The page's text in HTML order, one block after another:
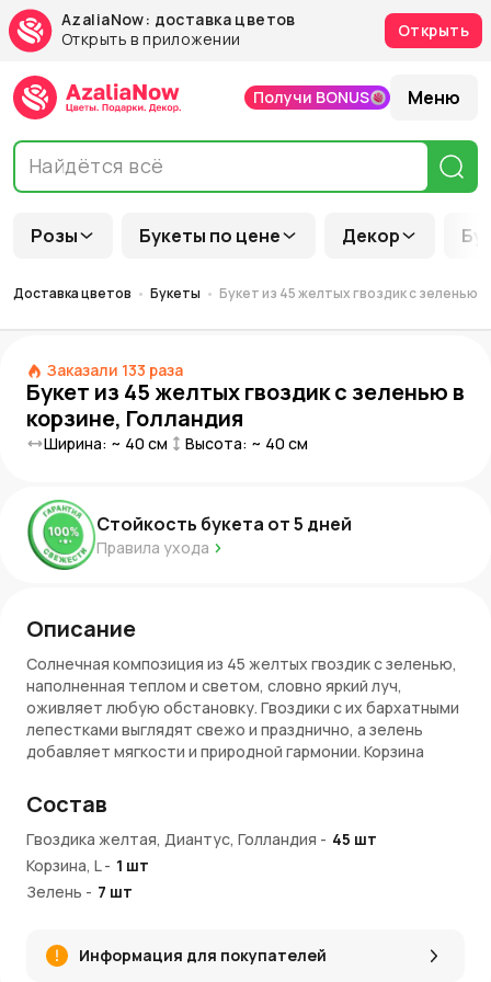
AzaliaNow: доставка цветов
Открыть в приложении
Открыть
Розы Букеты по цене Декор
Получи BONUS Меню
Доставка цветов Букеты Букет из 45 желтых гвоздик с зеленью
Заказали 133 раза
Букет из 45 желтых гвоздик с зеленью в
корзине, Голландия
Ширина: ~ 40 см Высота: ~ 40 см
Стойкость букета от5 дней
Правила ухода
Описание
Солнечная композиция из 45 желтых гвоздик с зеленью,
наполненная теплом и светом, словно яркий луч,
оживляет любую обстановку. Гвоздики с их бархатными
лепестками выглядят свежо и празднично, а зелень
добавляет мягкости и природной гармонии. Корзина
переноски. Яркость и объем этой композиции
превращают ее в роскошный подарок, символизирующий
радость, успех и теплые пожелания.
Характеристики и достоинства букета
уверенностью.
Состав
Гвоздика желтая, Диантус, Голландия - 45 шт
Корзина, L- 1 шт
Зелень - 7 шт
Информация для покупателей